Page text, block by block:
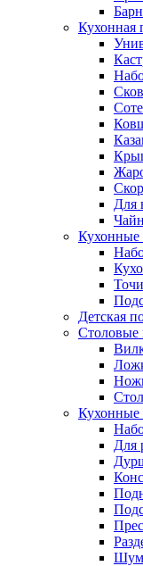
Кухонная
Для
Детская
Столовые
Кухонные
Для